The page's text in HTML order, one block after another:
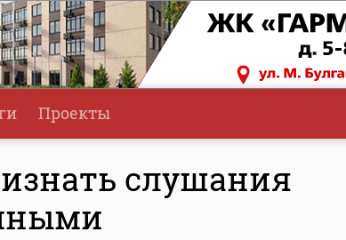
Проекты
слушания